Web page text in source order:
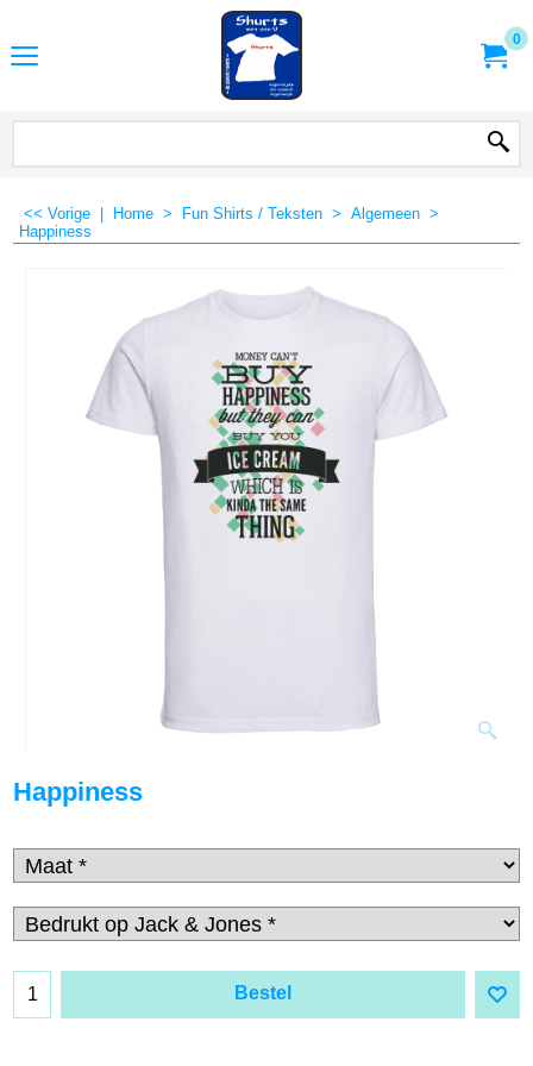
0
<< Vorige Home > Fun Shirts / Teksten > Algemeen >
Happiness
Happiness
Bestel